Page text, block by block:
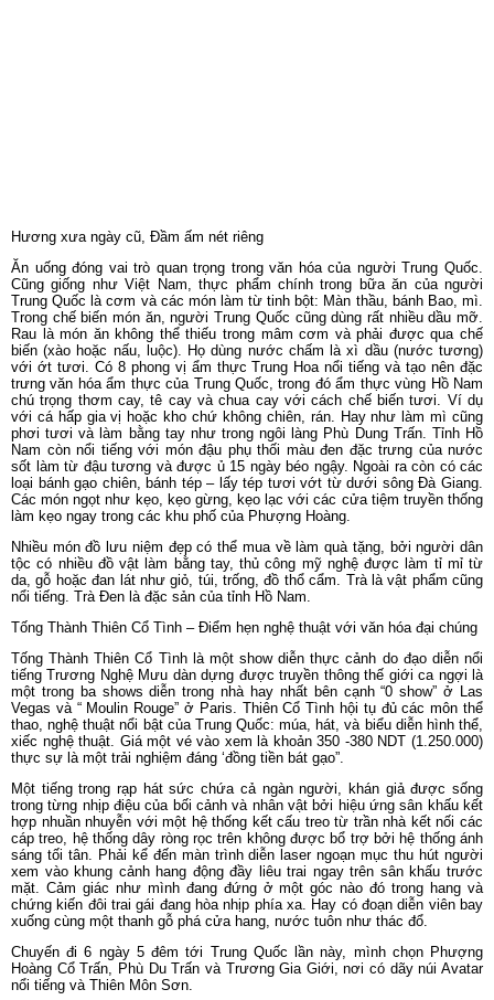
Vegas và “ Moulin Rouge” ở Paris. Thiên Cổ Tình hội tụ đủ các môn thể
xiếc nghệ thuật. Giá một vé vào xem là khoản 350 -380 NDT (1.250.000)
thực sự là một trải nghiệm đáng ‘đồng tiền bát gạo”.
Một tiếng trong rạp hát sức chứa cả ngàn người, khán giả được sống
trong từng nhịp điệu của bối cảnh và nhân vật bởi hiệu ứng sân khấu kết
hợp nhuần nhuyễn với một hệ thống kết cấu treo từ trần nhà kết nối các
cáp treo, hệ thống dây ròng rọc trên không được bổ trợ bởi hệ thống ánh
sáng tối tân. Phải kể đến màn trình diễn laser ngoạn mục thu hút người
xem vào khung cảnh hang động đầy liêu trai ngay trên sân khấu trước
mặt. Cảm giác như mình đang đứng ở một góc nào đó trong hang và
chứng kiến đôi trai gái đang hòa nhịp phía xa. Hay có đoạn diễn viên bay
xuống cùng một thanh gỗ phá cửa hang, nước tuôn như thác đổ.
Chuyến đi 6 ngày 5 đêm tới Trung Quốc lần này, mình chọn Phượng
Hoàng Cổ Trấn, Phù Du Trấn và Trương Gia Giới, nơi có dãy núi Avatar
nổi tiếng và Thiên Môn Sơn.
Bài viết của Quang Nguyen (Ray)
Nguồn; ONE2 fly
Du Lịch Trong Nước
Du lịch Đà Nẵng
Du lịch Phú Yên
Du lịch Quy Nhơn
Du lịch Nha Trang
Du lịch Ninh Thuận
Du lịch Tây Nguyên
Du lịch Côn Đảo
Du lịch Phú Quốc
Du lịch Miền Tây
Du lịch Hà Nội
Du lịch Huế
Du lịch Quảng Bình
Du lịch Ninh Bình
Du lịch Hạ Long
Du lịch Sapa
Du lịch Hà Giang
Du lịch Mộc Châu
Du lịch Tây Bắc
Du lịch Hồ Ba Bể